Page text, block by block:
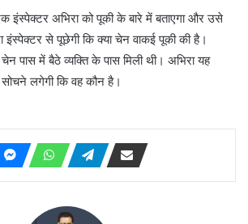
अभिरा को पूकी के बारे में बताएगा और उसे
इंस्पेक्टर से पूछेगी कि क्या चेन वाकई पूकी की है।
पास में बैठे व्यक्ति के पास मिली थी। अभिरा यह
लगेगी कि वह कौन है।